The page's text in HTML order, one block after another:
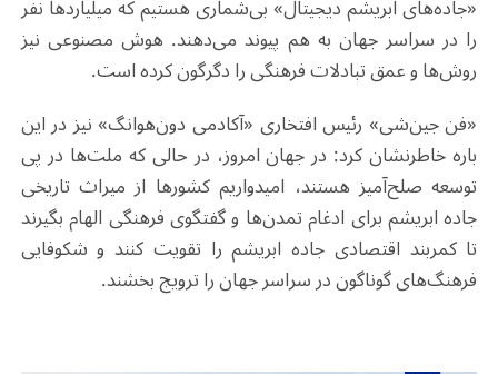
«جاده‌های ابریشم دیجیتال» بی‌شماری هستیم که میلیاردها نفر
را در سراسر جهان به هم پیوند می‌دهند. هوش مصنوعی نیز
روش‌ها و عمق تبادلات فرهنگی را دگرگون کرده است.
«فن جین‌شی» رئیس افتخاری «آکادمی دون‌هوانگ» نیز در این
باره خاطرنشان کرد: در جهان امروز، در حالی که ملت‌ها در پی
توسعه صلح‌آمیز هستند، امیدواریم کشورها از میراث تاریخی
جاده ابریشم برای ادغام تمدن‌ها و گفتگوی فرهنگی الهام بگیرند
تا کمربند اقتصادی جاده ابریشم را تقویت کنند و شکوفایی
فرهنگ‌های گوناگون در سراسر جهان را ترویج بخشند.